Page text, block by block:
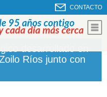
CONTACTO
desarrollado en
Ríos junto con